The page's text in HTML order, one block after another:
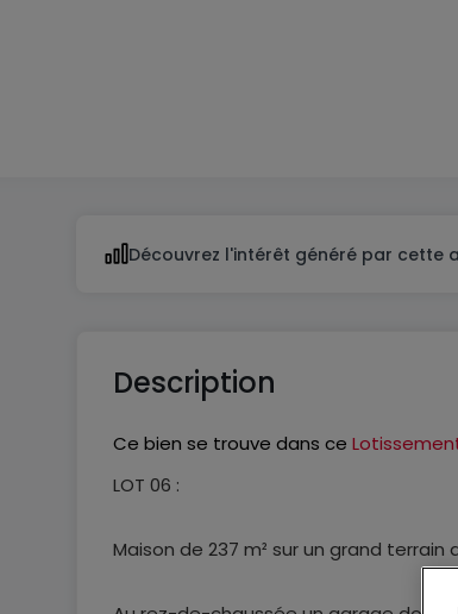
Découvrez l'intérêt généré par cette
Description
Ce bien se trouve dans ce
LOT 06 :
Maison de 237 m² sur un grand terrain